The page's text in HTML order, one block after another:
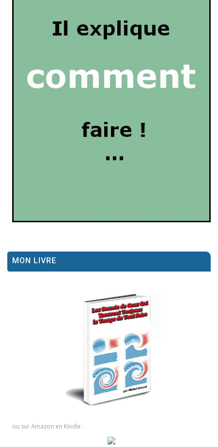
MON LIVRE
ou sur Amazon en Kindle :